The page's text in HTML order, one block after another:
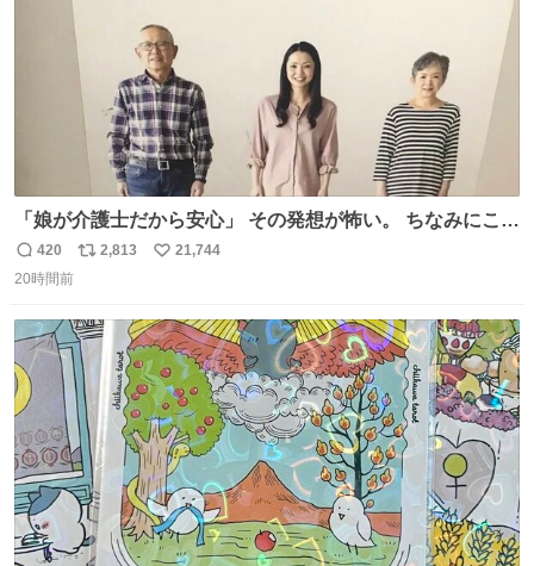
「娘が介護士だから安心」 その発想が怖い。 ちなみにこの
ポスターは、介護職の求人や転職支援をしている会社のポ
スターらしい。
返
信
420
リ
ト
数
2,813
い
数
21,744
20時間前